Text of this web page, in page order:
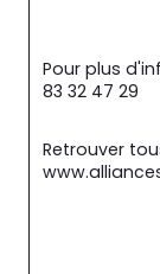
Pour plus
83 32 47 29
Retrouver